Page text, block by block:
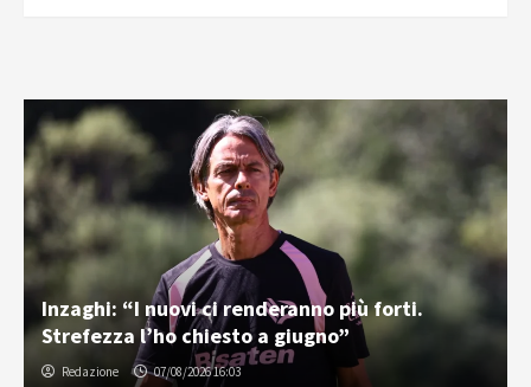
Inzaghi: “I nuovi ci renderanno più forti.
Strefezza l’ho chiesto a giugno”
Redazione 07/08/2026 16:03